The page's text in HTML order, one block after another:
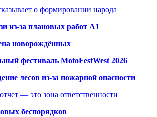
о формировании народа
из-за плановых работ A1
новорождённых
фестиваль MotoFestWest 2026
лесов из-за пожарной опасности
— это зона ответственности
беспорядков